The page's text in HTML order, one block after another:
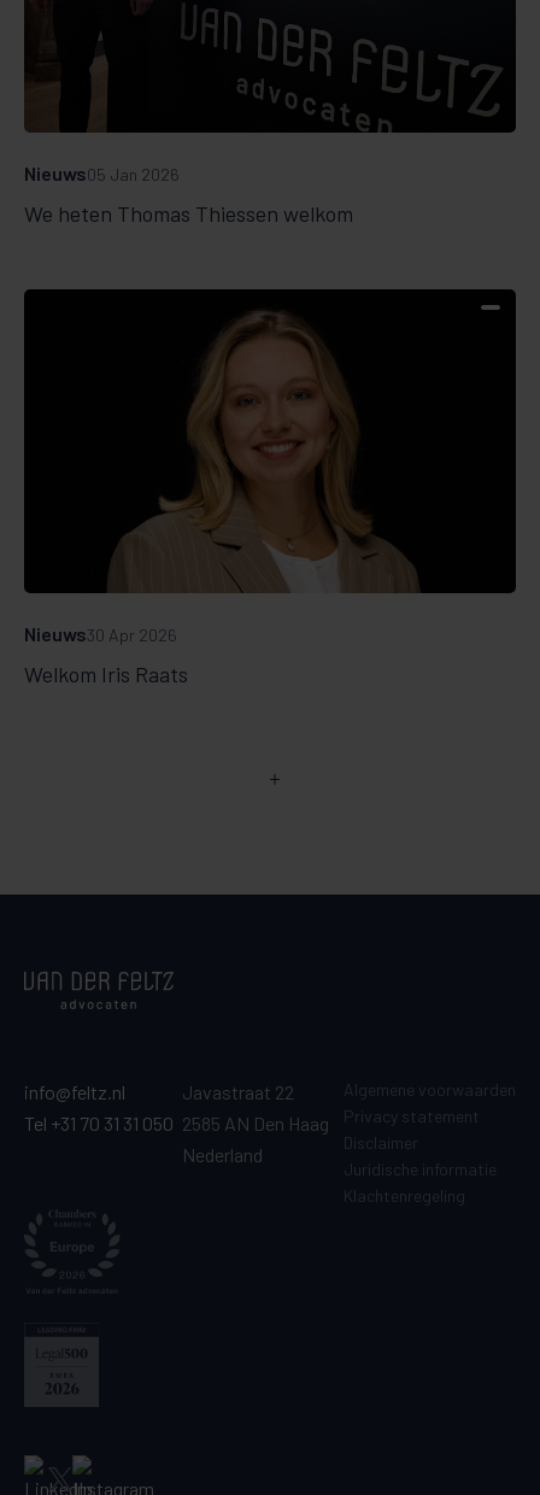
We heten Thomas Thiessen welkom
Nieuws05 Jan 2026
Welkom Iris Raats
Nieuws30 Apr 2026
info@feltz.nl
Tel +31 70 31 31 050
Javastraat 22
2585 AN Den Haag
Nederland
Algemene voorwaarden
Privacy statement
Disclaimer
Juridische informatie
Klachtenregeling